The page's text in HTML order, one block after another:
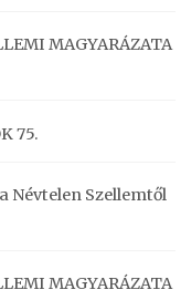
MAGYARÁZATA
75.
Névtelen Szellemtől
MAGYARÁZATA